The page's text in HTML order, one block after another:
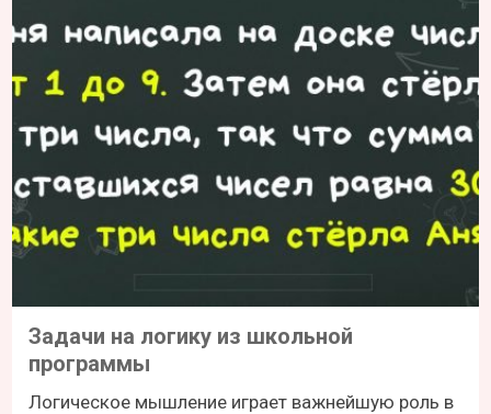
Задачи на логику из школьной
программы
Логическое мышление играет важнейшую роль в